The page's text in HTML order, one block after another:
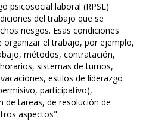
psicosocial laboral (RPSL)
del trabajo que se
riesgos. Esas condiciones
organizar el trabajo, por ejemplo,
métodos, contratación,
sistemas de turnos,
estilos de liderazgo
participativo),
de tareas, de resolución de
aspectos".